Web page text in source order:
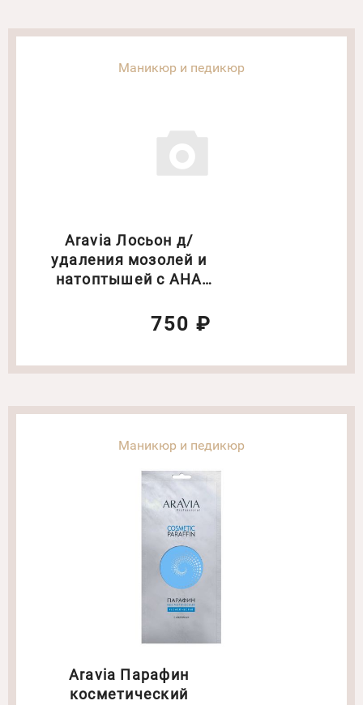
Маникюр и педикюр
Aravia Лосьон д/
удаления мозолей и
натоптышей с АНА
750 ₽
Маникюр и педикюр
Aravia Парафин
косметический